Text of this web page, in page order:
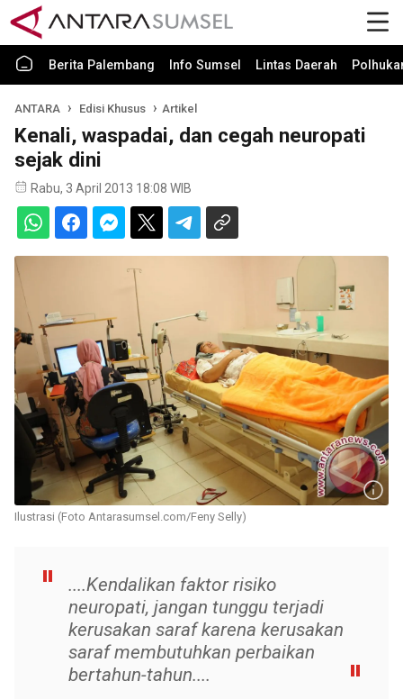
Berita Palembang Info Sumsel Lintas Daerah
ANTARA Edisi Khusus Artikel
Kenali, waspadai, dan cegah neuropati
sejak dini
Rabu, 3 April 2013 18:08 WIB
Ilustrasi (Foto Antarasumsel.com/Feny Selly)
....Kendalikan faktor risiko
neuropati, jangan tunggu terjadi
kerusakan saraf karena kerusakan
saraf membutuhkan perbaikan
bertahun-tahun....